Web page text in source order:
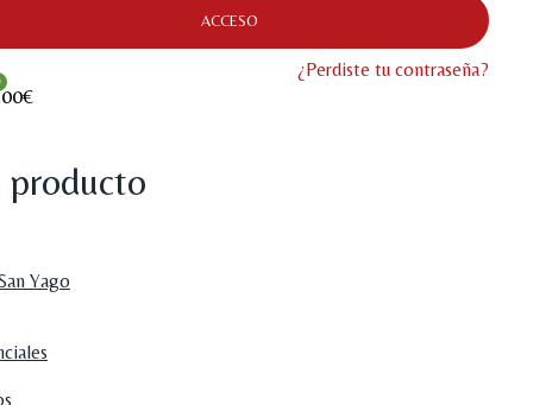
ACCESO
¿Perdiste tu contraseña?
producto
Yago